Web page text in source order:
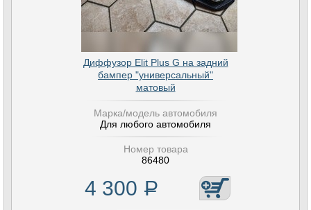
Диффузор Elit Plus G на задний
бампер "универсальный"
матовый
Марка/модель автомобиля
Для любого автомобиля
Номер товара
86480
4 300 Р